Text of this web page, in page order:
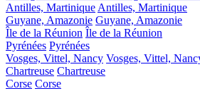
Antilles, MartiniqueAntilles, Martinique
Guyane, Amazonie Guyane, Amazonie
Île de la Réunion Île de la Réunion
Pyrénées Pyrénées
Vosges, Vittel, Nancy Vosges, Vittel,
Chartreuse Chartreuse
Corse Corse